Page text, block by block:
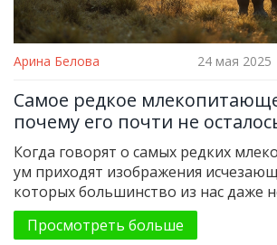
Арина Белова 24 мая 2025
Самое редкое
почему его почти не
Когда говорят о самых редких
ум приходят изображения
которых большинство из нас даже
этой статье разберём, кто сейчас
редким млекопитающим в мире,
Просмотреть больше